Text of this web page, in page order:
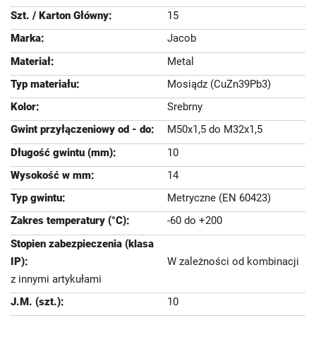
15
Jacob
Metal
Mosiądz (CuZn39Pb3)
Srebrny
M50x1,5 do M32x1,5
10
14
Metryczne (EN 60423)
-60 do +200
W zależności od kombinacji
z innymi artykułami
10